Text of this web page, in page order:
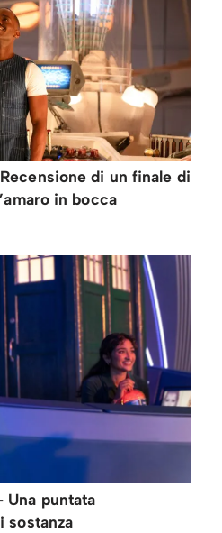
di un finale di
in bocca
Una puntata
sostanza